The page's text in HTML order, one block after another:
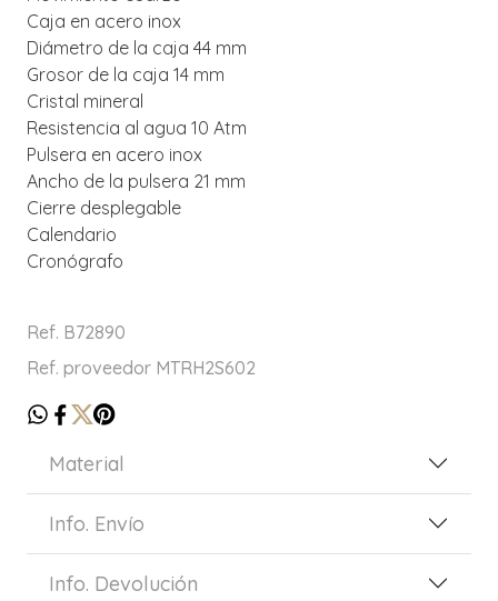
Caja en acero inox
Diámetro de la caja 44 mm
Grosor de la caja 14 mm
Cristal mineral
Resistencia al agua 10 Atm
Pulsera en acero inox
Ancho de la pulsera 21 mm
Cierre desplegable
Calendario
Cronógrafo
Ref. B72890
Ref. proveedor MTRH2S602
Material
Info. Envío
Info. Devolución